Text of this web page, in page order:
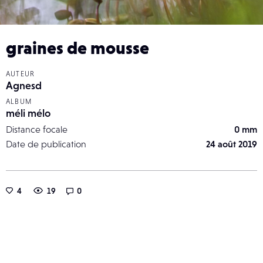
graines de mousse
AUTEUR
Agnesd
ALBUM
méli mélo
Distance focale
0 mm
Date de publication
24 août 2019
4 19 0